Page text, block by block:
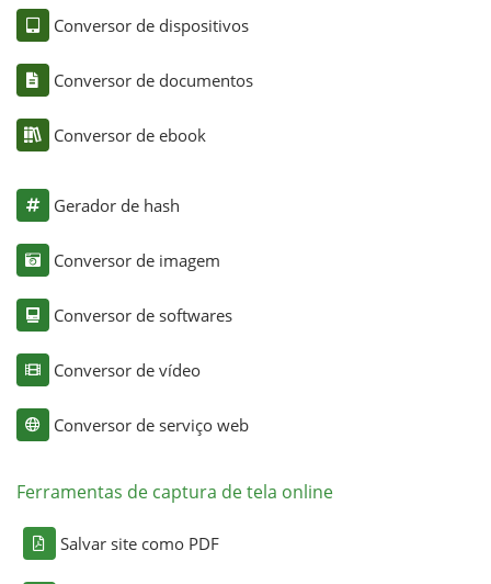
Conversor de dispositivos
Conversor de documentos
Conversor de ebook
Gerador de hash
Conversor de imagem
Conversor de softwares
Conversor de vídeo
Conversor de serviço web
Ferramentas de captura de tela online
Salvar site como PDF